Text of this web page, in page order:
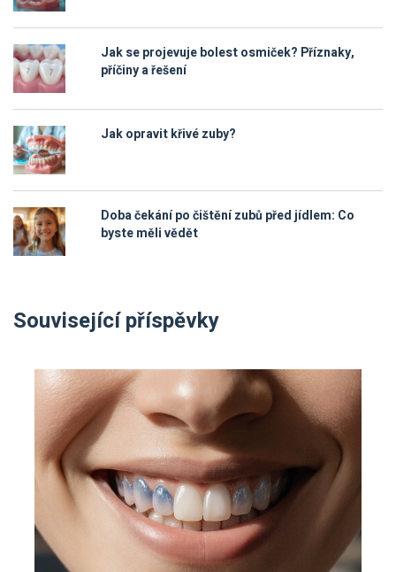
Jak se projevuje bolest osmiček? Příznaky,
příčiny a řešení
Jak opravit křivé zuby?
Doba čekání po čištění zubů před jídlem: Co
byste měli vědět
Související příspěvky